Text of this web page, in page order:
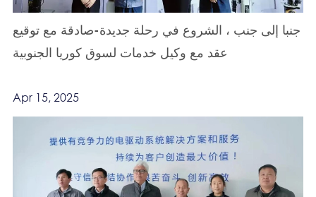
جنبا إلى جنب ، الشروع في رحلة جديدة-صادقة مع توقيع
عقد مع وكيل خدمات لسوق كوريا الجنوبية
Apr 15, 2025